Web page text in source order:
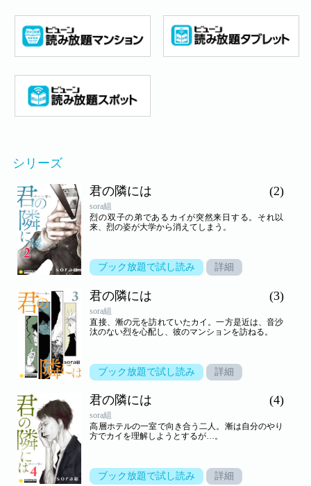
シリーズ
君の隣には
(2)
sora組
烈の双子の弟であるカイが突然来日する。それ以
来、烈の姿が大学から消えてしまう。
ブック放題で試し読み 詳細
君の隣には (3)
sora組
直接、漸の元を訪れていたカイ。一方是近は、音沙
汰のない烈を心配し、彼のマンションを訪ねる。
ブック放題で試し読み 詳細
君の隣には (4)
sora組
高層ホテルの一室で向き合う二人。漸は自分のやり
方でカイを理解しようとするが…。
ブック放題で試し読み 詳細